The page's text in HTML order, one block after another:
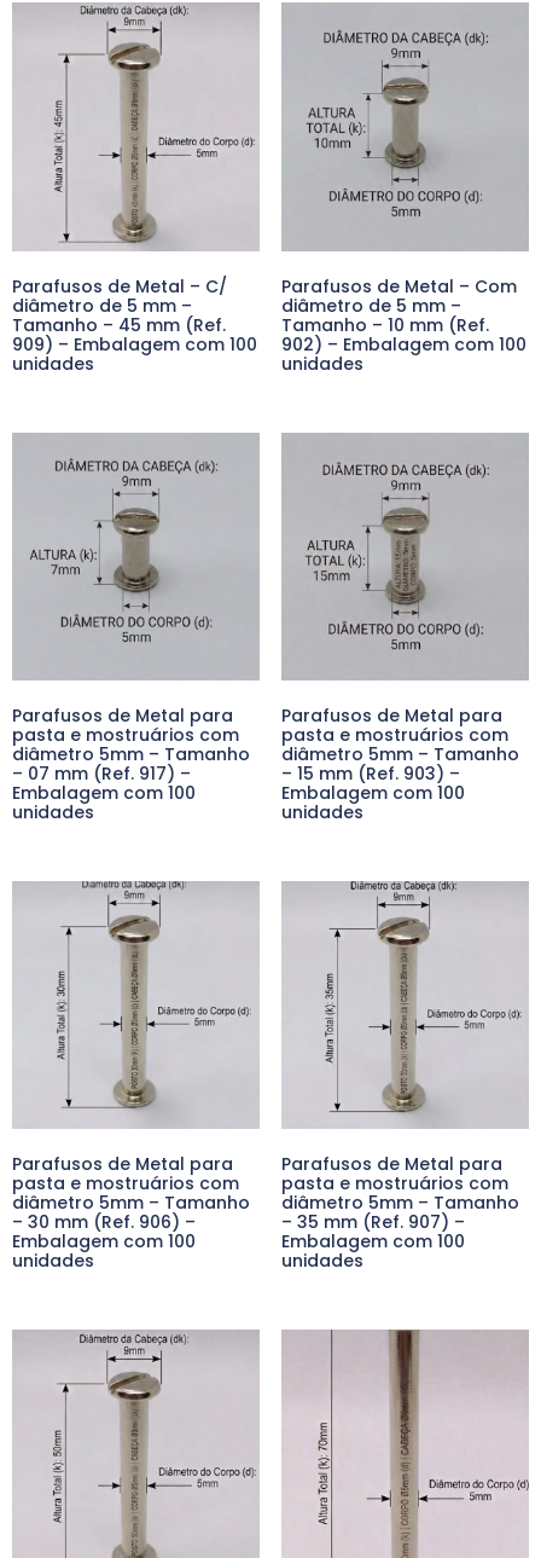
Parafusos de Metal – C/
diâmetro de 5 mm –
Tamanho – 45 mm (Ref.
909) – Embalagem com 100
unidades
Parafusos de Metal – Com
diâmetro de 5 mm –
Tamanho – 10 mm (Ref.
902) – Embalagem com 100
unidades
Parafusos de Metal para
pasta e mostruários com
diâmetro 5mm – Tamanho
– 07 mm (Ref. 917) –
Embalagem com 100
unidades
Parafusos de Metal para
pasta e mostruários com
diâmetro 5mm – Tamanho
– 15 mm (Ref. 903) –
Embalagem com 100
unidades
Parafusos de Metal para
pasta e mostruários com
diâmetro 5mm – Tamanho
– 30 mm (Ref. 906) –
Embalagem com 100
unidades
Parafusos de Metal para
pasta e mostruários com
diâmetro 5mm – Tamanho
– 35 mm (Ref. 907) –
Embalagem com 100
unidades